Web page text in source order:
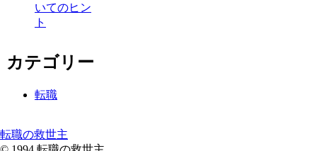
いてのヒン
ト
カテゴリー
転職
転職の救世主